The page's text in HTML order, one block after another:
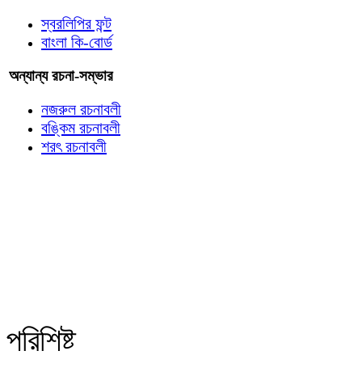
স্বরলিপির ফন্ট
বাংলা কি-বোর্ড
অন্যান্য রচনা-সম্ভার
নজরুল রচনাবলী
বঙ্কিম রচনাবলী
শরৎ রচনাবলী
পরিশিষ্ট